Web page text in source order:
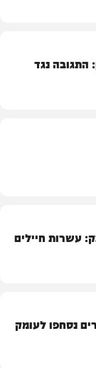
התגובה נגד
עשרות חיילים
נסחפו לעומק